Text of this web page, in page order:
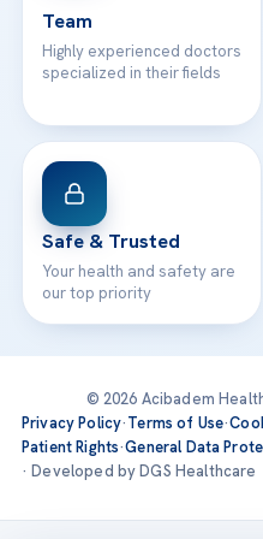
Team
Highly experienced doctors
specialized in their fields
Safe & Trusted
Your health and safety are
our top priority
© 2026 Acibadem
Privacy Policy·Terms of Use·
Patient Rights·General Data
· Developed by DGS Healthcare